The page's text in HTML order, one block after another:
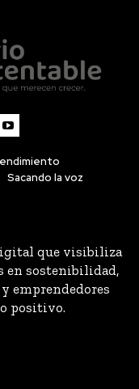
Sacando la voz
que visibiliza
en sostenibilidad,
emprendedores
positivo.